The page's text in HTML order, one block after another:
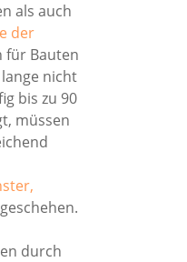
als auch
der
für Bauten
nicht
bis zu 90
müssen
geschehen.
durch